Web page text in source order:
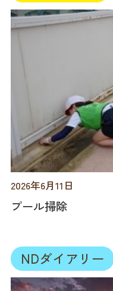
2026年6月11日
プール掃除
NDダイアリー